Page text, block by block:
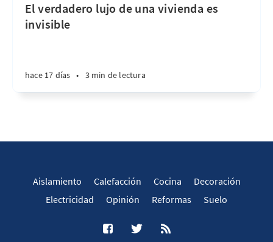
El verdadero lujo de una vivienda es
invisible
hace 17 días • 3 min de lectura
Aislamiento Calefacción Cocina
Decoración
Electricidad
Opinión Reformas Suelo